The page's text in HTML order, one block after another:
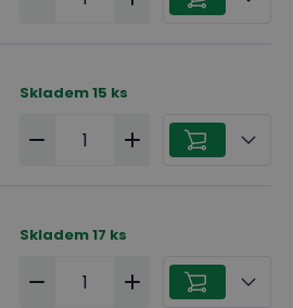
Skladem15 ks
Skladem17 ks